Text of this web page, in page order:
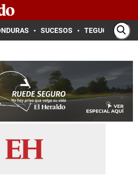
SUCESOS TEGUCIGALPA